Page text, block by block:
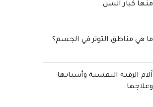
منها كبار السن
ما هي مناطق التوتر في الجسم؟
آلام الرقبة النفسية وأسبابها
وعلاجها